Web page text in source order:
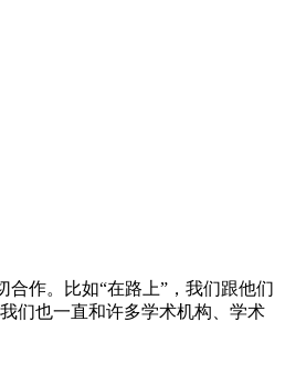
作。比如“在路上”，我们跟他们
们也一直和许多学术机构、学术